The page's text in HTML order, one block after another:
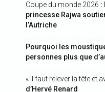
Coupe du monde 2026 :
princesse Rajwa
l’Autriche
Pourquoi les
personnes plus que
« Il faut relever la tête et
d’Hervé Renard